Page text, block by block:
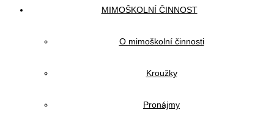
MIMOŠKOLNÍ ČINNOST
O mimoškolní činnosti
Kroužky
Pronájmy